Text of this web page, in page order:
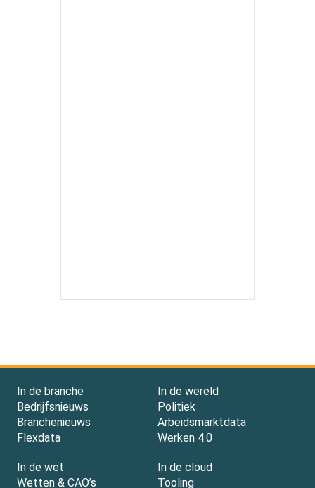
In de branche
Bedrijfsnieuws
Branchenieuws
Flexdata
In de wereld
Politiek
Arbeidsmarktdata
Werken 4.0
In de wet
Wetten & CAO’s
In de cloud
Tooling